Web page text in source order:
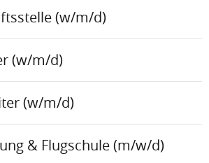
(w/m/d)
(w/m/d)
(w/m/d)
& Flugschule (m/w/d)